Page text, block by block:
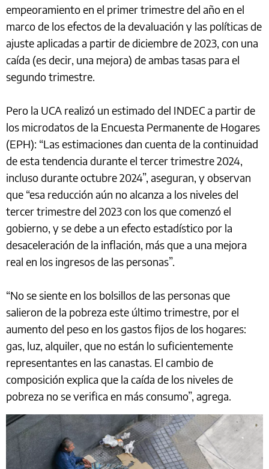
empeoramiento en el primer trimestre del año en el
marco de los efectos de la devaluación y las políticas de
ajuste aplicadas a partir de diciembre de 2023, con una
caída (es decir, una mejora) de ambas tasas para el
segundo trimestre.
Pero la UCA realizó un estimado del INDEC a partir de
los microdatos de la Encuesta Permanente de Hogares
(EPH): “Las estimaciones dan cuenta de la continuidad
de esta tendencia durante el tercer trimestre 2024,
incluso durante octubre 2024”, aseguran, y observan
que “esa reducción aún no alcanza a los niveles del
tercer trimestre del 2023 con los que comenzó el
gobierno, y se debe a un efecto estadístico por la
desaceleración de la inflación, más que a una mejora
real en los ingresos de las personas”.
“No se siente en los bolsillos de las personas que
salieron de la pobreza este último trimestre, por el
aumento del peso en los gastos fijos de los hogares:
gas, luz, alquiler, que no están lo suficientemente
representantes en las canastas. El cambio de
composición explica que la caída de los niveles de
pobreza no se verifica en más consumo”, agrega.